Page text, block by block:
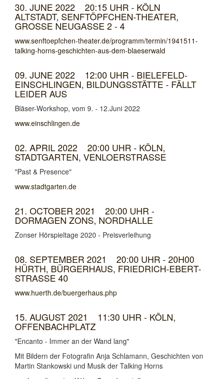
30. JUNE 2022 20:15 UHR - KÖLN
ALTSTADT, SENFTÖPFCHEN-THEATER,
GROSSE NEUGASSE 2 - 4
www.senftoepfchen-theater.de/programm/termin/1941511-
talking-horns-geschichten-aus-dem-blaeserwald
09. JUNE 2022 12:00 UHR - BIELEFELD-
EINSCHLINGEN, BILDUNGSSTÄTTE - FÄLLT
LEIDER AUS
Bläser-Workshop, vom 9. - 12.Juni 2022
www.einschlingen.de
02. APRIL 2022 20:00 UHR - KÖLN,
STADTGARTEN, VENLOERSTRASSE
"Past & Presence"
www.stadtgarten.de
21. OCTOBER 2021 20:00 UHR -
DORMAGEN ZONS, NORDHALLE
Zonser Hörspieltage 2020 - Preisverleihung
08. SEPTEMBER 2021 20:00 UHR - 20H00
HÜRTH, BÜRGERHAUS, FRIEDRICH-EBERT-
STRASSE 40
www.huerth.de/buergerhaus.php
15. AUGUST 2021 11:30 UHR - KÖLN,
OFFENBACHPLATZ
"Encanto - Immer an der Wand lang"
Mit Bildern der Fotografin Anja Schlamann, Geschichten von
Martin Stankowski und Musik der Talking Horns